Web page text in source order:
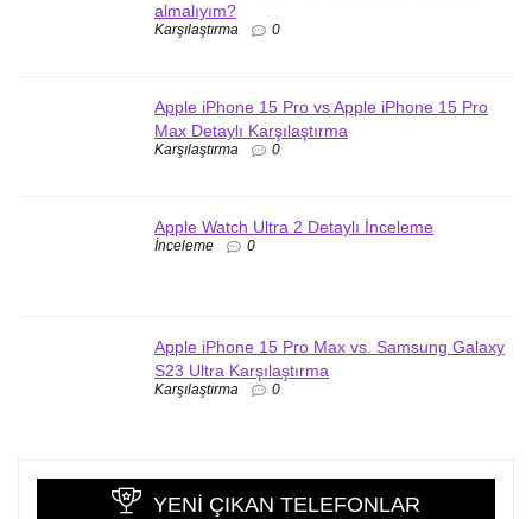
almalıyım?
Karşılaştırma 0
Apple iPhone 15 Pro vs Apple iPhone 15 Pro
Max Detaylı Karşılaştırma
Karşılaştırma 0
Apple Watch Ultra 2 Detaylı İnceleme
İnceleme 0
Apple iPhone 15 Pro Max vs. Samsung Galaxy
S23 Ultra Karşılaştırma
Karşılaştırma 0
YENI ÇIKAN TELEFONLAR